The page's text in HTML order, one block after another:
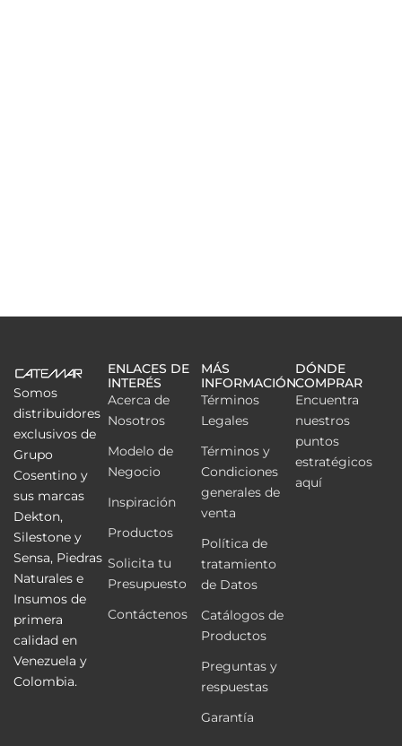
Somos
distribuidores
exclusivos de
Grupo
Cosentino y
sus marcas
Dekton,
Silestone y
Sensa, Piedras
Naturales e
Insumos de
primera
calidad en
Venezuela y
Colombia.
ENLACES DE
INTERÉS
Acerca de
Nosotros
Modelo de
Negocio
Inspiración
Productos
Solicita tu
Presupuesto
Contáctenos
MÁS
INFORMACIÓN
Términos
Legales
Términos y
Condiciones
generales de
venta
Política de
tratamiento
de Datos
Catálogos de
Productos
Preguntas y
respuestas
Garantía
DÓNDE
COMPRAR
Encuentra
nuestros
puntos
estratégicos
aquí